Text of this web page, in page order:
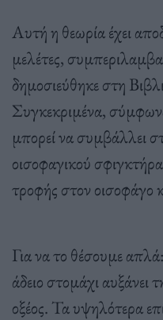
Αυτή η θεωρία έχει
μελέτες,
δημοσιεύθηκε στη
Συγκεκριμένα,
μπορεί να συμβάλλει
οισοφαγικού
τροφής στον οισοφάγο
Για να το θέσουμε
άδειο στομάχι
οξέος. Τα υψηλότερα